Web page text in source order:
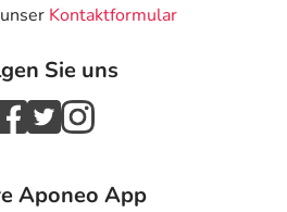
Kontaktformular
Sie uns
Aponeo App